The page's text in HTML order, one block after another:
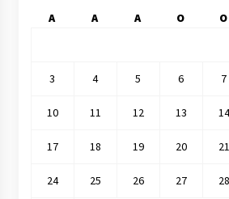
A A A O O
3 4 5 6 7
10 11 12 13 14
17 18 19 20 21
24 25 26 27 28